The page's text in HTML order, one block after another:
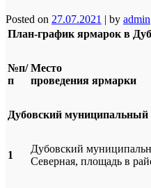
Posted on 27.07.2021 | by admin
План-график ярмарок в
№п/
п
Место
проведения ярмарки
Дубовский муниципальный
1
Дубовский
Северная, площадь в